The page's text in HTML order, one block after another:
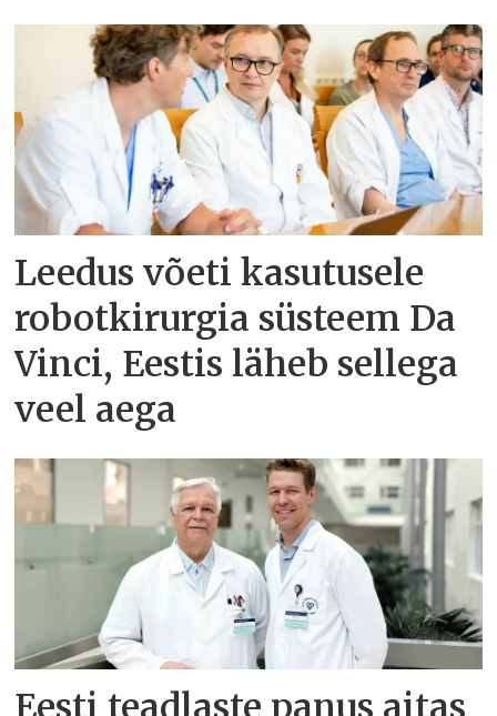
Leedus võeti kasutusele
robotkirurgia süsteem Da
Vinci, Eestis läheb sellega
veel aega
Eesti teadlaste panus aitas